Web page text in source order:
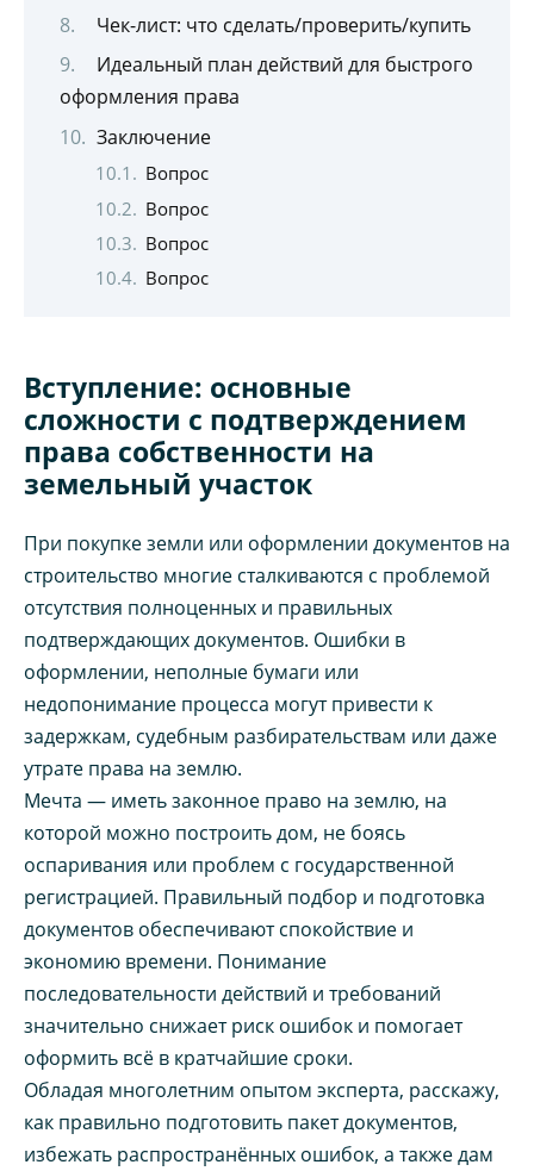
Чек-лист: что сделать/проверить/купить
Идеальный план действий для быстрого
оформления права
Заключение
Вопрос
Вопрос
Вопрос
Вопрос
Вступление: основные
сложности с подтверждением
права собственности на
земельный участок
При покупке земли или оформлении документов на
строительство многие сталкиваются с проблемой
отсутствия полноценных и правильных
подтверждающих документов. Ошибки в
оформлении, неполные бумаги или
недопонимание процесса могут привести к
задержкам, судебным разбирательствам или даже
утрате права на землю.
Мечта — иметь законное право на землю, на
которой можно построить дом, не боясь
оспаривания или проблем с государственной
регистрацией. Правильный подбор и подготовка
документов обеспечивают спокойствие и
экономию времени. Понимание
последовательности действий и требований
значительно снижает риск ошибок и помогает
оформить всё в кратчайшие сроки.
Обладая многолетним опытом эксперта, расскажу,
как правильно подготовить пакет документов,
избежать распространённых ошибок, а также дам